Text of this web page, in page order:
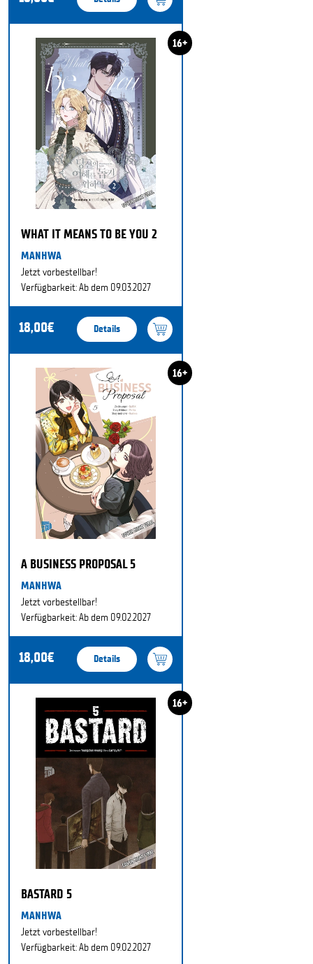
16+
WHAT IT MEANS TO BE YOU 2
MANHWA
Jetzt vorbestellbar!
Verfügbarkeit: Ab dem 09.03.2027
18,00€ Details
16+
A BUSINESS PROPOSAL 5
MANHWA
Jetzt vorbestellbar!
Verfügbarkeit: Ab dem 09.02.2027
18,00€ Details
16+
BASTARD 5
MANHWA
Jetzt vorbestellbar!
Verfügbarkeit: Ab dem 09.02.2027